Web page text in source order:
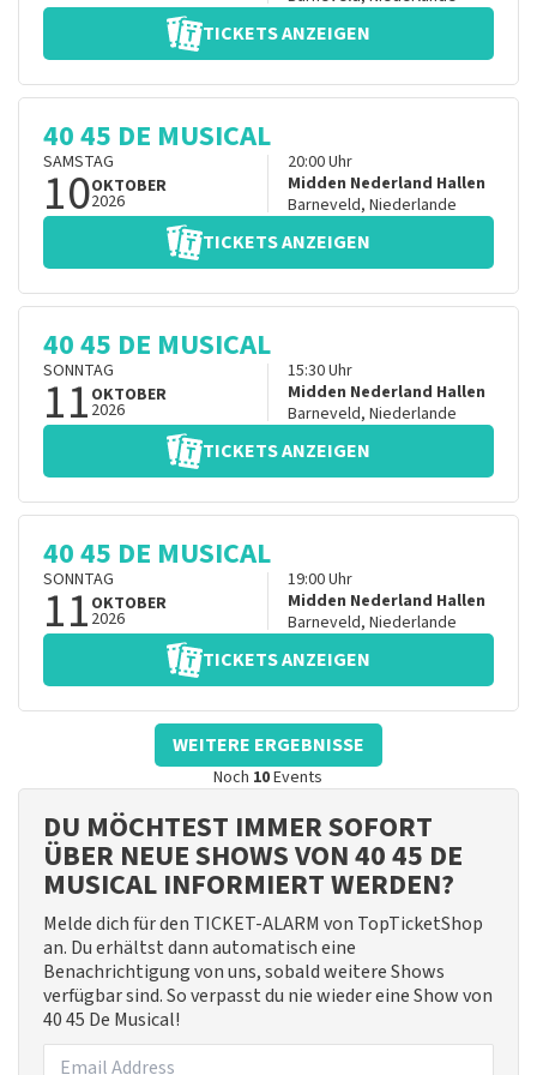
TICKETS ANZEIGEN
40 45 DE MUSICAL
SAMSTAG
10OKTOBER
2026
20:00Uhr
Midden Nederland Hallen
Barneveld, Niederlande
TICKETS ANZEIGEN
40 45 DE MUSICAL
SONNTAG
11 OKTOBER
2026
15:30Uhr
Midden Nederland Hallen
Barneveld, Niederlande
TICKETS ANZEIGEN
40 45 DE MUSICAL
SONNTAG
11 OKTOBER
2026
19:00Uhr
Midden Nederland Hallen
Barneveld, Niederlande
TICKETS ANZEIGEN
WEITERE ERGEBNISSE
Noch 10Events
DU MÖCHTEST IMMER SOFORT
ÜBER NEUE SHOWS VON 40 45 DE
MUSICAL INFORMIERT WERDEN?
Melde dich für den TICKET-ALARM von TopTicketShop
an. Du erhältst dann automatisch eine
Benachrichtigung von uns, sobald weitere Shows
verfügbar sind. So verpasst du nie wieder eine Show von
40 45 De Musical!